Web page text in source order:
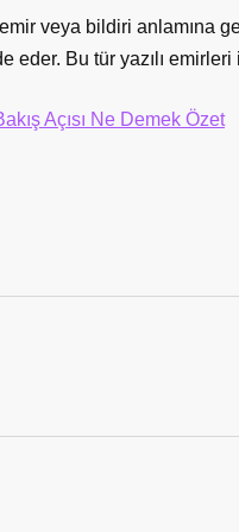
emir veya bildiri
eder. Bu tür yazılı
Açısı Ne Demek Özet